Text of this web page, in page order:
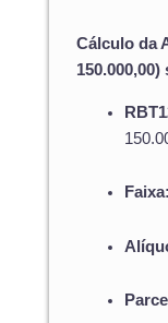
Cálculo da
Faixa: